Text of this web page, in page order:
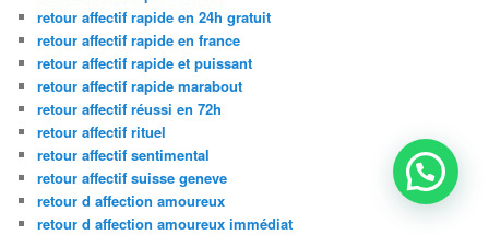
retour affectif rapide en 24h gratuit
retour affectif rapide en france
retour affectif rapide et puissant
retour affectif rapide marabout
retour affectif réussi en 72h
retour affectif rituel
retour affectif sentimental
retour affectif suisse geneve
retour d affection amoureux
retour d affection amoureux immédiat